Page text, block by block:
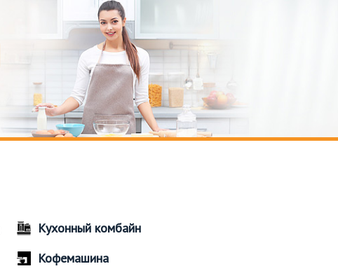
Кухонный комбайн
Кофемашина